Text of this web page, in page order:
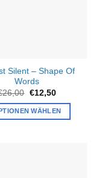
Silent – Shape Of
Words
26,00 Ursprünglicher
Preis
war:
€26,00
€12,50Aktueller
ist:
€12,50.
WÄHLEN